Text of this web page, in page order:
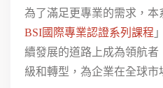
為了滿足更專業的需求，本
BSI國際專業認證系列課程
續發展的道路上成為領航者
級和轉型，為企業在全球市